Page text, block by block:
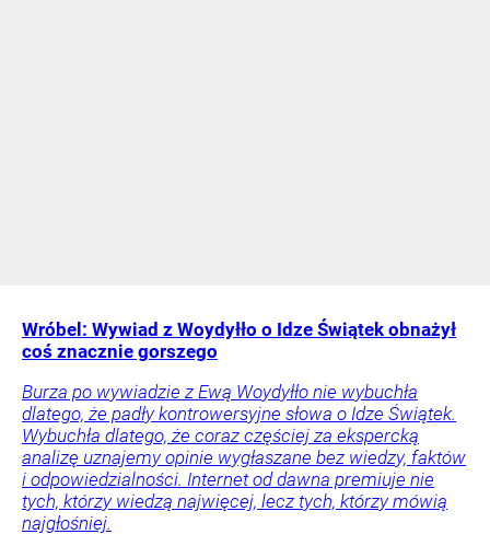
Wróbel: Wywiad z Woydyłło o Idze Świątek obnażył
coś znacznie gorszego
Burza po wywiadzie z Ewą Woydyłło nie wybuchła
dlatego, że padły kontrowersyjne słowa o Idze Świątek.
Wybuchła dlatego, że coraz częściej za ekspercką
analizę uznajemy opinie wygłaszane bez wiedzy, faktów
i odpowiedzialności. Internet od dawna premiuje nie
tych, którzy wiedzą najwięcej, lecz tych, którzy mówią
najgłośniej.